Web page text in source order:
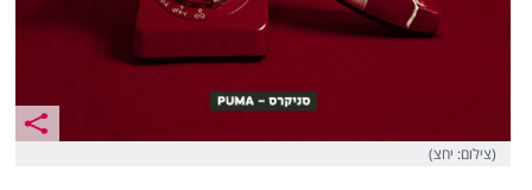
(צילום: יחצ)